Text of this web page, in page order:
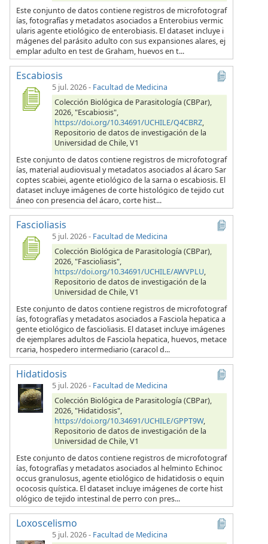
Este conjunto de datos contiene registros de microfotograf
ías, fotografías y metadatos asociados a Enterobius vermic
ularis agente etiológico de enterobiasis. El dataset incluye i
mágenes del parásito adulto con sus expansiones alares, ej
emplar adulto en test de Graham, huevos en t...
Escabiosis
5 jul. 2026- Facultad de Medicina
Colección Biológica de Parasitología (CBPar),
2026, "Escabiosis",
https://doi.org/10.34691/UCHILE/Q4CBRZ,
Repositorio de datos de investigación de la
Universidad de Chile, V1
Este conjunto de datos contiene registros de microfotograf
ías, material audiovisual y metadatos asociados al ácaro Sar
coptes scabiei, agente etiológico de la sarna o escabiosis. El
dataset incluye imágenes de corte histológico de tejido cut
áneo con presencia del ácaro, corte hist...
Fascioliasis
5 jul. 2026- Facultad de Medicina
Colección Biológica de Parasitología (CBPar),
2026, "Fascioliasis",
https://doi.org/10.34691/UCHILE/AWVPLU,
Repositorio de datos de investigación de la
Universidad de Chile, V1
Este conjunto de datos contiene registros de microfotograf
ías, fotografías y metadatos asociados a Fasciola hepatica a
gente etiológico de fascioliasis. El dataset incluye imágenes
de ejemplares adultos de Fasciola hepatica, huevos, metace
rcaria, hospedero intermediario (caracol d...
Hidatidosis
5 jul. 2026- Facultad de Medicina
Colección Biológica de Parasitología (CBPar),
2026, "Hidatidosis",
https://doi.org/10.34691/UCHILE/GPPT9W,
Repositorio de datos de investigación de la
Universidad de Chile, V1
Este conjunto de datos contiene registros de microfotograf
ías, fotografías y metadatos asociados al helminto Echinoc
occus granulosus, agente etiológico de hidatidosis o equin
ococosis quística. El dataset incluye imágenes de corte hist
ológico de tejido intestinal de perro con pres...
Loxoscelismo
5 jul. 2026- Facultad de Medicina